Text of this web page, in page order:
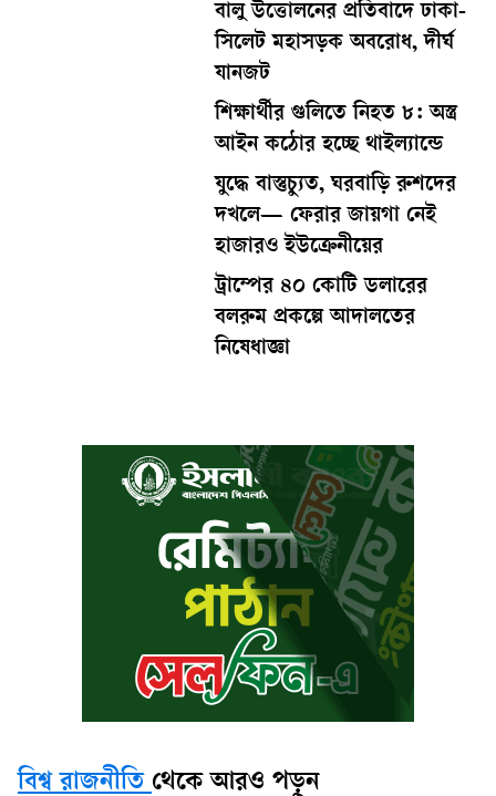
বালু উত্তোলনের প্রতিবাদে ঢাকা-
সিলেট মহাসড়ক অবরোধ, দীর্ঘ
যানজট
শিক্ষার্থীর গুলিতে নিহত ৮: অস্ত্র
আইন কঠোর হচ্ছে থাইল্যান্ডে
যুদ্ধে বাস্তুচ্যুত, ঘরবাড়ি রুশদের
দখলে— ফেরার জায়গা নেই
হাজারও ইউক্রেনীয়ের
ট্রাম্পের ৪০ কোটি ডলারের
বলরুম প্রকল্পে আদালতের
নিষেধাজ্ঞা
বিশ্ব রাজনীতি থেকে আরও পড়ুন